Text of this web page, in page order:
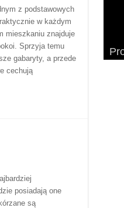
z podstawowych
w każdym
mieszkaniu znajduje
Sprzyja temu
gabaryty, a przede
cechują
posiadają one
są
–